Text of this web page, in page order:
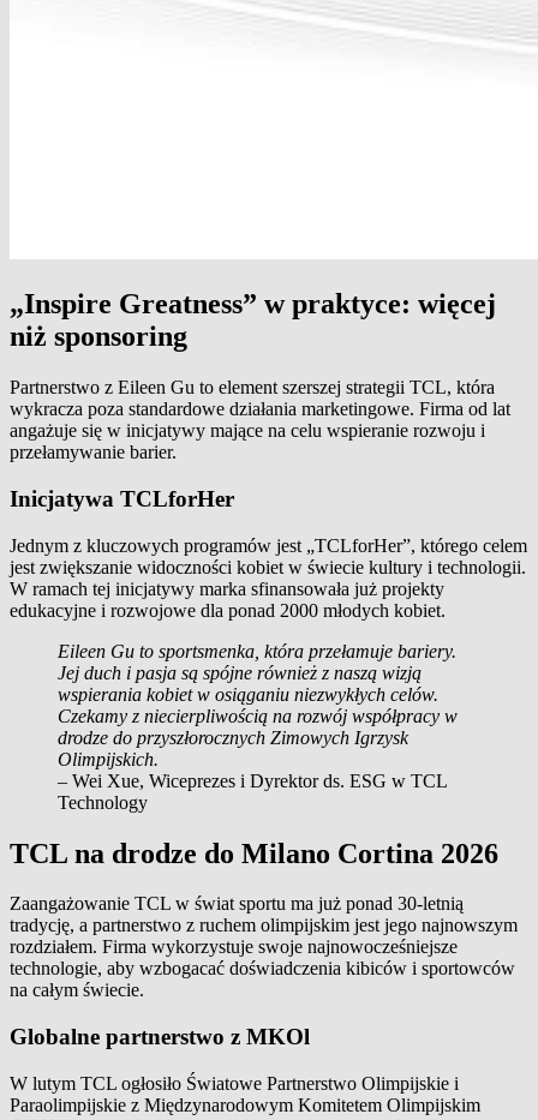
„Inspire Greatness” w praktyce: więcej
niż sponsoring
Partnerstwo z Eileen Gu to element szerszej strategii TCL, która
wykracza poza standardowe działania marketingowe. Firma od lat
angażuje się w inicjatywy mające na celu wspieranie rozwoju i
przełamywanie barier.
Inicjatywa TCLforHer
Jednym z kluczowych programów jest „TCLforHer”, którego celem
jest zwiększanie widoczności kobiet w świecie kultury i technologii.
W ramach tej inicjatywy marka sfinansowała już projekty
edukacyjne i rozwojowe dla ponad 2000 młodych kobiet.
Eileen Gu to sportsmenka, która przełamuje bariery.
Jej duch i pasja są spójne również z naszą wizją
wspierania kobiet w osiąganiu niezwykłych celów.
Czekamy z niecierpliwością na rozwój współpracy w
drodze do przyszłorocznych Zimowych Igrzysk
Olimpijskich.
– Wei Xue, Wiceprezes i Dyrektor ds. ESG w TCL
Technology
TCL na drodze do Milano Cortina 2026
Zaangażowanie TCL w świat sportu ma już ponad 30-letnią
tradycję, a partnerstwo z ruchem olimpijskim jest jego najnowszym
rozdziałem. Firma wykorzystuje swoje najnowocześniejsze
technologie, aby wzbogacać doświadczenia kibiców i sportowców
na całym świecie.
Globalne partnerstwo z MKOl
W lutym TCL ogłosiło Światowe Partnerstwo Olimpijskie i
Paraolimpijskie z Międzynarodowym Komitetem Olimpijskim